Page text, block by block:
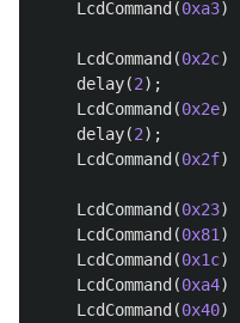
LcdCommand (0xa3)
LcdCommand (0x2c)
delay(2);
LcdCommand (0x2e)
delay(2);
LcdCommand (0x2f)
LcdCommand (0x23)
LcdCommand (0x81 )
LcdCommand (0x1c)
LcdCommand (0xa4)
LcdCommand (0x40)